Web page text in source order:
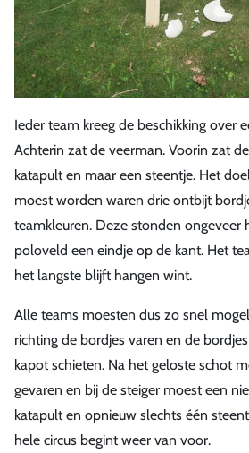
Ieder team kreeg de beschikking over
Achterin zat de veerman. Voorin zat
katapult en maar een steentje. Het
moest worden waren drie ontbijt
teamkleuren. Deze stonden ongeveer
poloveld een eindje op de kant. Het
het langste blijft hangen wint.
Alle teams moesten dus zo snel
richting de bordjes varen en de
kapot schieten. Na het geloste schot
gevaren en bij de steiger moest een
katapult en opnieuw slechts één
hele circus begint weer van voor.